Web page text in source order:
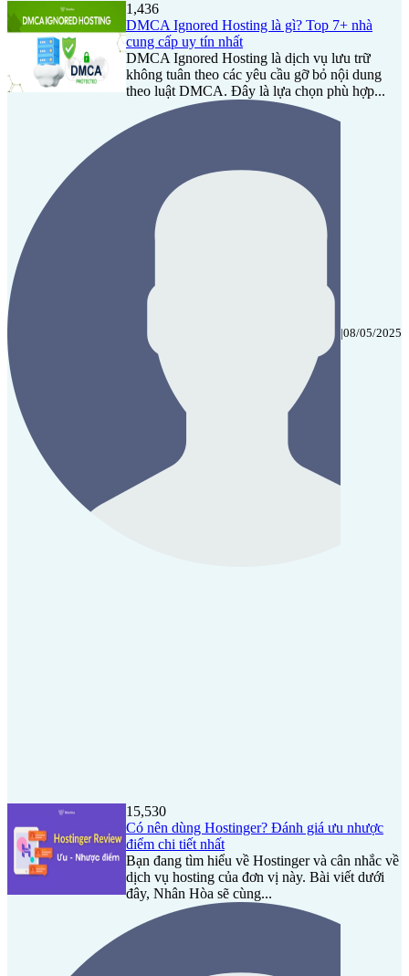
1,436
DMCA Ignored Hosting là gì? Top 7+ nhà
cung cấp uy tín nhất
DMCA Ignored Hosting là dịch vụ lưu trữ
không tuân theo các yêu cầu gỡ bỏ nội dung
theo luật DMCA. Đây là lựa chọn phù hợp...
|08/05/2025
15,530
Có nên dùng Hostinger? Đánh giá ưu nhược
điểm chi tiết nhất
Bạn đang tìm hiểu về Hostinger và cân nhắc về
dịch vụ hosting của đơn vị này. Bài viết dưới
đây, Nhân Hòa sẽ cùng...